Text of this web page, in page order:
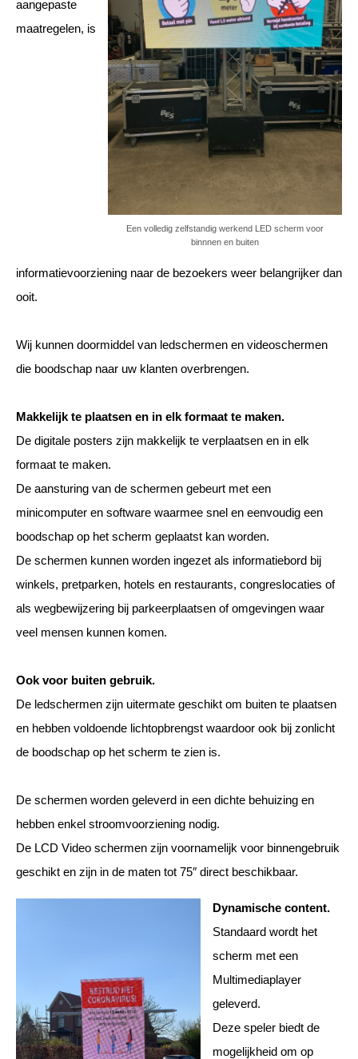
Een volledig zelfstandig werkend LED scherm voor
binnnen en buiten
aangepaste
maatregelen, is
informatievoorziening naar de bezoekers weer belangrijker dan
ooit.
Wij kunnen doormiddel van ledschermen en videoschermen
die boodschap naar uw klanten overbrengen.
Makkelijk te plaatsen en in elk formaat te maken.
De digitale posters zijn makkelijk te verplaatsen en in elk
formaat te maken.
De aansturing van de schermen gebeurt met een
minicomputer en software waarmee snel en eenvoudig een
boodschap op het scherm geplaatst kan worden.
De schermen kunnen worden ingezet als informatiebord bij
winkels, pretparken, hotels en restaurants, congreslocaties of
als wegbewijzering bij parkeerplaatsen of omgevingen waar
veel mensen kunnen komen.
Ook voor buiten gebruik.
De ledschermen zijn uitermate geschikt om buiten te plaatsen
en hebben voldoende lichtopbrengst waardoor ook bij zonlicht
de boodschap op het scherm te zien is.
De schermen worden geleverd in een dichte behuizing en
hebben enkel stroomvoorziening nodig.
De LCD Video schermen zijn voornamelijk voor binnengebruik
geschikt en zijn in de maten tot 75″ direct beschikbaar.
Dynamische content.
Standaard wordt het
scherm met een
Multimediaplayer
geleverd.
Deze speler biedt de
mogelijkheid om op